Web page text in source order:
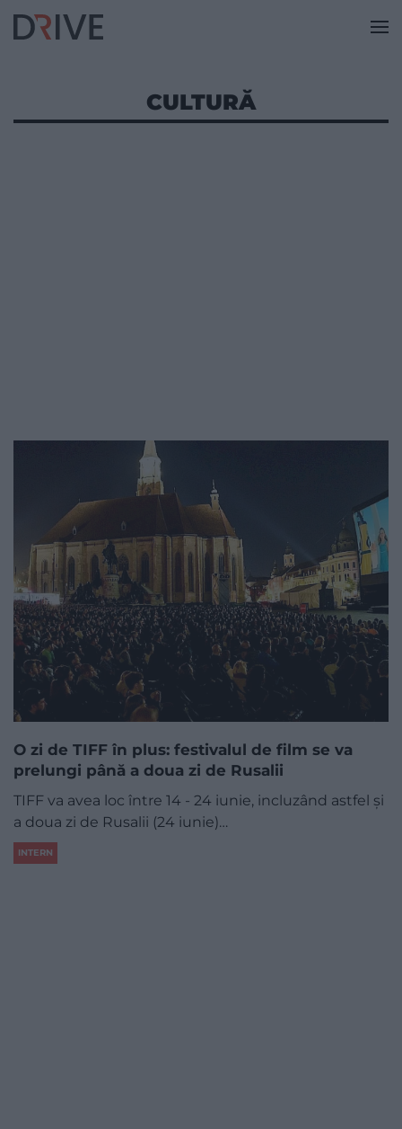
CULTURĂ
O zi de TIFF în plus: festivalul de film se va
prelungi până a doua zi de Rusalii
TIFF va avea loc între 14 - 24 iunie, incluzând astfel și
a doua zi de Rusalii (24 iunie)…
INTERN